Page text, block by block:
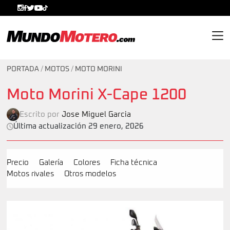
PORTADA / MOTOS / MOTO MORINI
Moto Morini X-Cape 1200
Escrito por Jose Miguel Garcia
Última actualización 29 enero, 2026
Precio Galería Colores
Ficha técnica
Motos rivales
Otros modelos